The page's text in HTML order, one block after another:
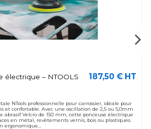
électrique – NTOOLS
187,50 € HT
NTools professionnelle pour carrossier, idéale pour
et confortable. Avec une oscillation de 2,5 ou 5,0mm
abrasif Velcro de 150 mm, cette ponceuse électrique
en métal, revêtements vernis, bois ou plastiques.
ergonomique...